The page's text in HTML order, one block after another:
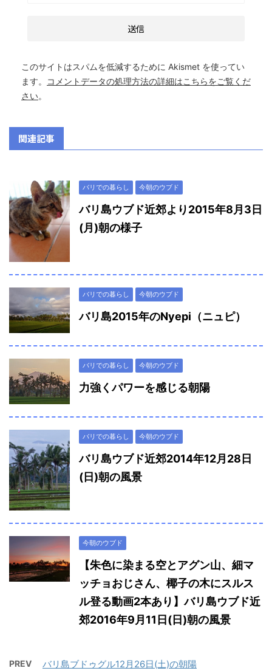
このサイトはスパムを低減するために Akismet を使ってい
ます。
コメントデータの処理方法の詳細はこちらをご覧くだ
さい。
関連記事
バリでの暮らし 今朝のウブド
バリ島ウブド近郊より2015年8月3日
(月)朝の様子
バリでの暮らし 今朝のウブド
バリ島2015年のNyepi（ニュピ）
バリでの暮らし 今朝のウブド
力強くパワーを感じる朝陽
バリでの暮らし 今朝のウブド
バリ島ウブド近郊2014年12月28日
(日)朝の風景
今朝のウブド
【朱色に染まる空とアグン山、細マ
ッチョおじさん、椰子の木にスルス
ル登る動画2本あり】バリ島ウブド近
郊2016年9月11日(日)朝の風景
PREV バリ島ブドゥグル12月26日(土)の朝陽